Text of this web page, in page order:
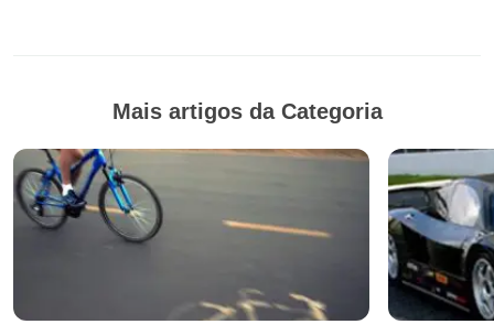
Mais artigos da Categoria